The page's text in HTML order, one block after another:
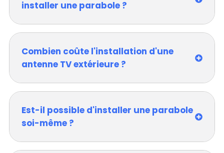
installer une parabole ?
Combien coûte l'installation d'une
antenne TV extérieure ?
Est-il possible d'installer une parabole
soi-même ?